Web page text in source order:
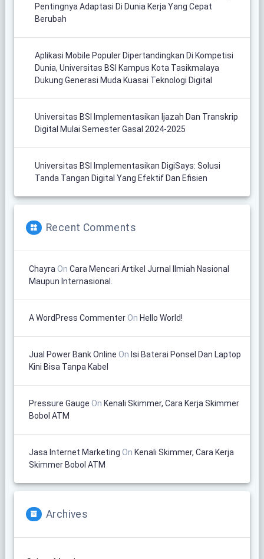
Pentingnya Adaptasi Di Dunia Kerja Yang Cepat
Berubah
Aplikasi Mobile Populer Dipertandingkan Di Kompetisi
Dunia, Universitas BSI Kampus Kota Tasikmalaya
Dukung Generasi Muda Kuasai Teknologi Digital
Universitas BSI Implementasikan Ijazah Dan Transkrip
Digital Mulai Semester Gasal 2024-2025
Universitas BSI Implementasikan DigiSays: Solusi
Tanda Tangan Digital Yang Efektif Dan Efisien
Recent Comments
ChayraOn Cara Mencari Artikel Jurnal Ilmiah Nasional
Maupun Internasional.
A WordPress CommenterOn Hello World!
Jual Power Bank Online On Isi Baterai Ponsel Dan Laptop
Kini Bisa Tanpa Kabel
Pressure Gauge On Kenali Skimmer, Cara Kerja Skimmer
Bobol ATM
Jasa Internet Marketing On Kenali Skimmer, Cara Kerja
Skimmer Bobol ATM
Archives